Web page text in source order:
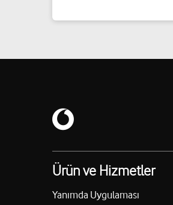
Ürün ve Hizmetler
Yanımda Uygulaması